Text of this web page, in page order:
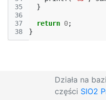
35
36
37
38
}
return 0;
}
Działa na
części SIO2